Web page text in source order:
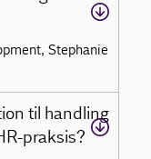
Stephanie
til handling
praksis?